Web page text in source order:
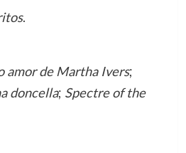
.
amor de Martha Ivers;
doncella; Spectre of the